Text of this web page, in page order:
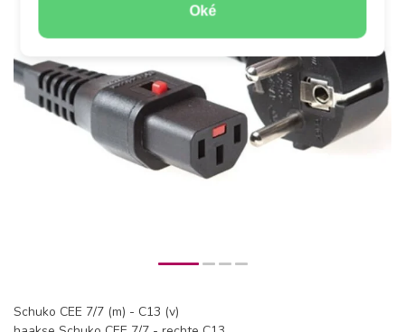
Oké
Schuko CEE 7/7 (m) - C13 (v)